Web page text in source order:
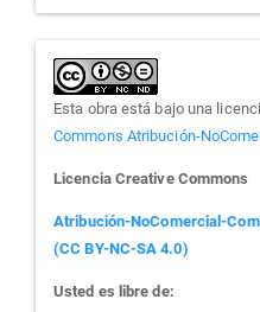
Esta obra está bajo una
Commons Atribución-
Licencia Creative Commons
Atribución-NoComercial-
(CC BY-NC-SA 4.0)
Usted es libre de: